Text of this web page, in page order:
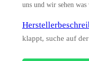
uns und wir sehen
klappt, suche auf